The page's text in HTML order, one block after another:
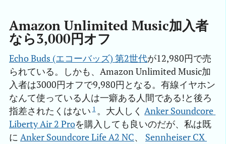
Amazon Unlimited Music加入者
なら3,000円オフ
Echo Buds (エコーバッズ) 第2世代が12,980円で売
られている。しかも、Amazon Unlimited Music加
入者は3000円オフで9,980円となる。有線イヤホン
なんて使っている人は一癖ある人間である!と後ろ
指差されたくはない 1 。大人しくAnker Soundcore
Liberty Air 2 Proを購入しても良いのだが、私は既
に Anker Soundcore Life A2 NC、 Sennheiser CX